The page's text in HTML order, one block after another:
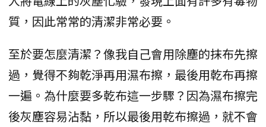
質，因此常常的清潔非常必要。
至於要怎麼清潔？像我自己會用除塵的抹布先擦
過，覺得不夠乾淨再用濕布擦，最後用乾布再擦
一遍。為什麼要多乾布這一步驟？因為濕布擦完
後灰塵容易沾黏，所以最後用乾布擦過，就不會